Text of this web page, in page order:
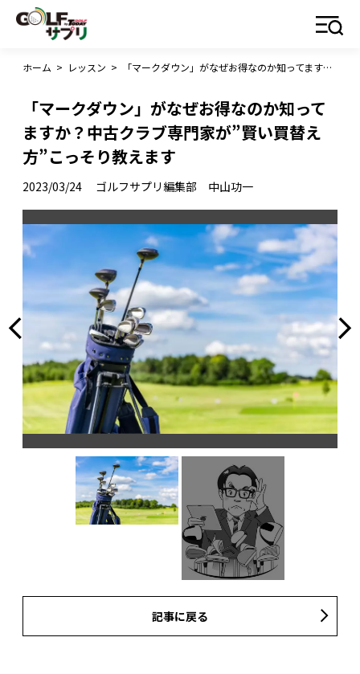
ホーム > レッスン > 「マークダウン」がなぜお得なのか知ってますか？中古クラブ専門家が”賢い買替え方”こっそり教えます
「マークダウン」がなぜお得なのか知って
ますか？中古クラブ専門家が”賢い買替え
方”こっそり教えます
2023/03/24 ゴルフサプリ編集部 中山功一
記事に戻る